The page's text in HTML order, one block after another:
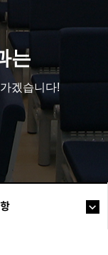
는
겠습니다!